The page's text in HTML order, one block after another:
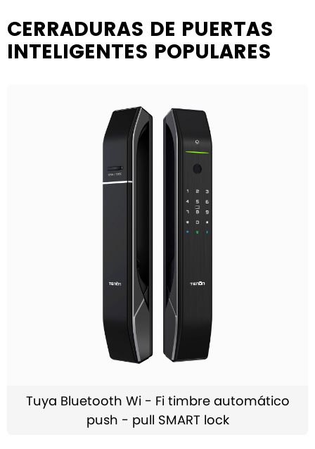
CERRADURAS DE PUERTAS
INTELIGENTES POPULARES
Tuya Bluetooth Wi - Fi timbre automático
push - pull SMART lock